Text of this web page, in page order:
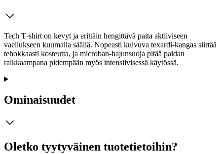
Tech T‑shirt on kevyt ja erittäin hengittävä paita aktiiviseen
vaellukseen kuumalla säällä. Nopea­sti kuivuva texardi‑kangas siirtää
tehokkaasti kosteutta, ja microban‑hajunsuoja pitää paidan
raikkaampana pidempään myös intensiivisessä käytössä.
Ominaisuudet
Oletko tyytyväinen tuotetietoihin?